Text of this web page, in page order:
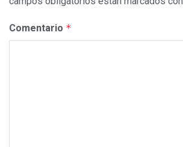
Comentario *